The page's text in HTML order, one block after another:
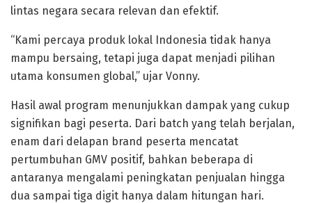
lintas negara secara relevan dan efektif.
“Kami percaya produk lokal Indonesia tidak hanya
mampu bersaing, tetapi juga dapat menjadi pilihan
utama konsumen global,” ujar Vonny.
Hasil awal program menunjukkan dampak yang cukup
signifikan bagi peserta. Dari batch yang telah berjalan,
enam dari delapan brand peserta mencatat
pertumbuhan GMV positif, bahkan beberapa di
antaranya mengalami peningkatan penjualan hingga
dua sampai tiga digit hanya dalam hitungan hari.